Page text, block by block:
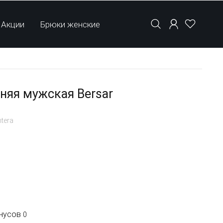
Акции Брюки женские
мужская Bersar
0